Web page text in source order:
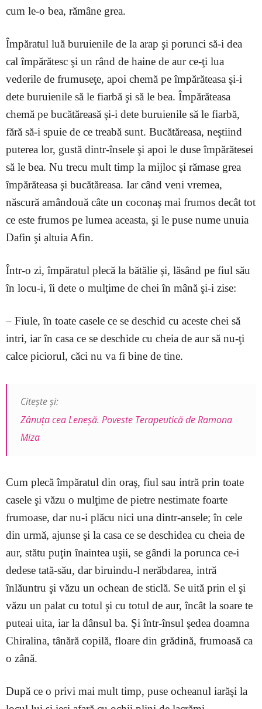
cum le-o bea, rămâne grea.
Împăratul luă buruienile de la arap şi porunci să-i dea
cal împărătesc şi un rând de haine de aur ce-ţi lua
vederile de frumuseţe, apoi chemă pe împărăteasa şi-i
dete buruienile să le fiarbă şi să le bea. Împărăteasa
chemă pe bucătăreasă şi-i dete buruienile să le fiarbă,
fără să-i spuie de ce treabă sunt. Bucătăreasa, neştiind
puterea lor, gustă dintr-însele şi apoi le duse împărătesei
să le bea. Nu trecu mult timp la mijloc şi rămase grea
împărăteasa şi bucătăreasa. Iar când veni vremea,
născură amândouă câte un coconaş mai frumos decât tot
ce este frumos pe lumea aceasta, şi le puse nume unuia
Dafin şi altuia Afin.
Într-o zi, împăratul plecă la bătălie şi, lăsând pe fiul său
în locu-i, îi dete o mulţime de chei în mână şi-i zise:
– Fiule, în toate casele ce se deschid cu aceste chei să
intri, iar în casa ce se deschide cu cheia de aur să nu-ţi
calce piciorul, căci nu va fi bine de tine.
Citește și:
Zânuţa cea Leneșă. Poveste Terapeutică de Ramona
Miza
Cum plecă împăratul din oraş, fiul sau intră prin toate
casele şi văzu o mulţime de pietre nestimate foarte
frumoase, dar nu-i plăcu nici una dintr-ansele; în cele
din urmă, ajunse şi la casa ce se deschidea cu cheia de
aur, stătu puţin înaintea uşii, se gândi la porunca ce-i
dedese tată-său, dar biruindu-l nerăbdarea, intră
înlăuntru şi văzu un ochean de sticlă. Se uită prin el şi
văzu un palat cu totul şi cu totul de aur, încât la soare te
puteai uita, iar la dânsul ba. Şi într-însul şedea doamna
Chiralina, tânără copilă, floare din grădină, frumoasă ca
o zână.
După ce o privi mai mult timp, puse ocheanul iarăşi la